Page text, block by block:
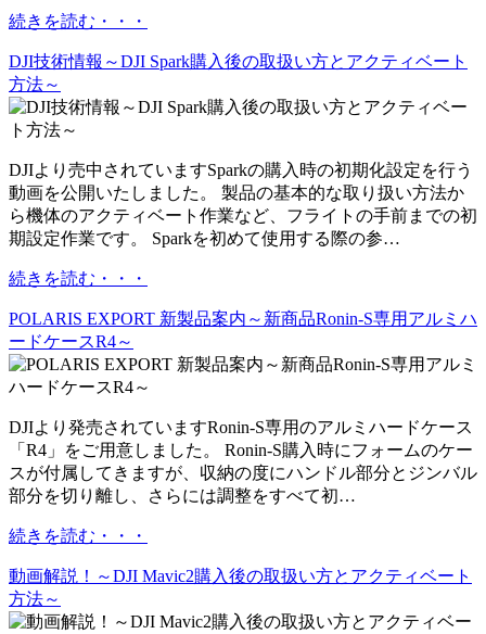
続きを読む・・・
DJI技術情報～DJI Spark購入後の取扱い方とアクティベート
方法～
DJIより売中されていますSparkの購入時の初期化設定を行う
動画を公開いたしました。 製品の基本的な取り扱い方法か
ら機体のアクティベート作業など、フライトの手前までの初
期設定作業です。 Sparkを初めて使用する際の参…
続きを読む・・・
POLARIS EXPORT 新製品案内～新商品Ronin-S専用アルミハ
ードケースR4～
DJIより発売されていますRonin-S専用のアルミハードケース
「R4」をご用意しました。 Ronin-S購入時にフォームのケー
スが付属してきますが、収納の度にハンドル部分とジンバル
部分を切り離し、さらには調整をすべて初…
続きを読む・・・
動画解説！～DJI Mavic2購入後の取扱い方とアクティベート
方法～